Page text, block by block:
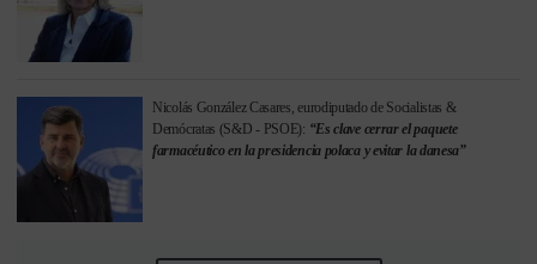
Nicolás González Casares, eurodiputado de Socialistas &
Demócratas (S&D - PSOE): “Es clave cerrar el paquete
farmacéutico en la presidencia polaca y evitar la danesa”